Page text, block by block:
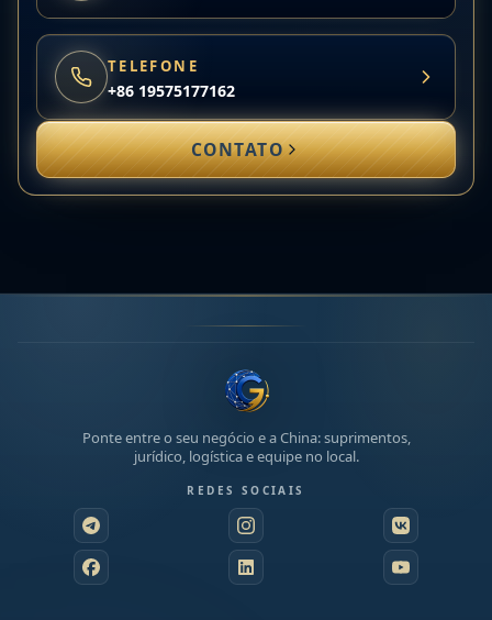
TELEFONE
+86 19575177162
CONTATO
Ponte entre o seu negócio e a China: suprimentos,
jurídico, logística e equipe no local.
REDES SOCIAIS